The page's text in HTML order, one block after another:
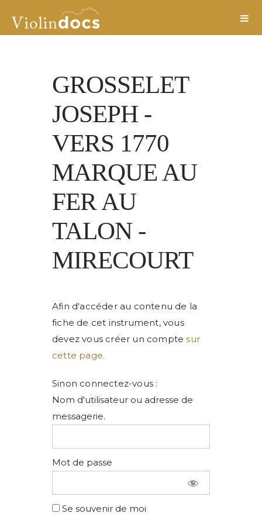
GROSSELET
JOSEPH -
VERS 1770
MARQUE AU
FER AU
TALON -
MIRECOURT
Afin d'accéder au contenu de la
fiche de cet instrument, vous
devez vous créer un comptesur
cette page.
Sinon connectez-vous :
Nom d'utilisateur ou adresse de
messagerie.
Mot de passe
Se souvenir de moi